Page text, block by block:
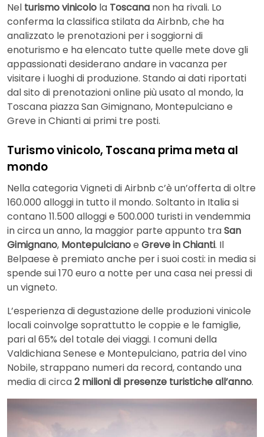
Nel turismo vinicolo la Toscana non ha rivali. Lo
conferma la classifica stilata da Airbnb, che ha
analizzato le prenotazioni per i soggiorni di
enoturismo e ha elencato tutte quelle mete dove gli
appassionati desiderano andare in vacanza per
visitare i luoghi di produzione. Stando ai dati riportati
dal sito di prenotazioni online più usato al mondo, la
Toscana piazza San Gimignano, Montepulciano e
Greve in Chianti ai primi tre posti.
Turismo vinicolo, Toscana prima meta al
mondo
Nella categoria Vigneti di Airbnb c’è un’offerta di oltre
160.000 alloggi in tutto il mondo. Soltanto in Italia si
contano 11.500 alloggi e 500.000 turisti in vendemmia
in circa un anno, la maggior parte appunto traSan
Gimignano, Montepulcianoe Greve in Chianti. Il
Belpaese è premiato anche per i suoi costi: in media si
spende sui 170 euro a notte per una casa nei pressi di
un vigneto.
L’esperienza di degustazione delle produzioni vinicole
locali coinvolge soprattutto le coppie e le famiglie,
pari al 65% del totale dei viaggi. I comuni della
Valdichiana Senese e Montepulciano, patria del vino
Nobile, strappano numeri da record, contando una
media di circa2 milioni di presenze turistiche all’anno.